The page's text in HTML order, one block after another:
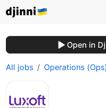
Open in
All jobs Operations (Ops)